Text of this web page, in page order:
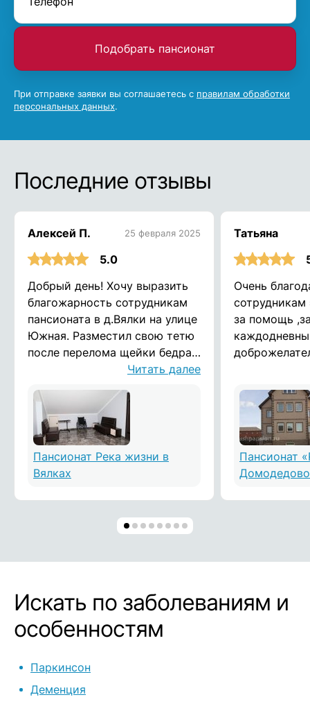
Подобрать пансионат
При отправке заявки вы соглашаетесь с правилам обработки
персональных данных.
Последние отзывы
Алексей П. 25 февраля 2025
5.0
Добрый день! Хочу выразить
благожарность сотрудникам
пансионата в д.Вялки на улице
Южная. Разместил свою тетю
после перелома щейки бедра.
Медсетра поставила на ноги и
мою тетю всего за несколько
месяцев. Я однозначно
рекомендую всем этот
пансионат.
Читать далее
Пансионат Река жизни в
Вялках
Татьяна
Очень
сотрудникам
за помощь
Пансионат
Домодедово
Искать по заболеваниям и
особенностям
Паркинсон
Деменция